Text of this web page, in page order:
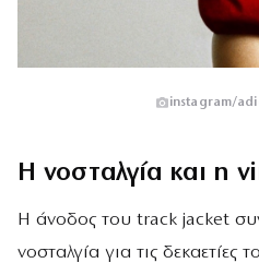
instagram/
Η νοσταλγία και η
Η άνοδος του track jacket
νοσταλγία για τις δεκαετίες